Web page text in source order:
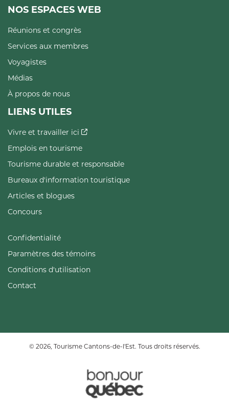
NOS ESPACES WEB
Réunions et congrès
Services aux membres
Voyagistes
Médias
À propos de nous
LIENS UTILES
Vivre et travailler ici
Emplois en tourisme
Tourisme durable et responsable
Bureaux d'information touristique
Articles et blogues
Concours
Confidentialité
Paramètres des témoins
Conditions d'utilisation
Contact
© 2026, Tourisme Cantons-de-l'Est. Tous droits réservés.